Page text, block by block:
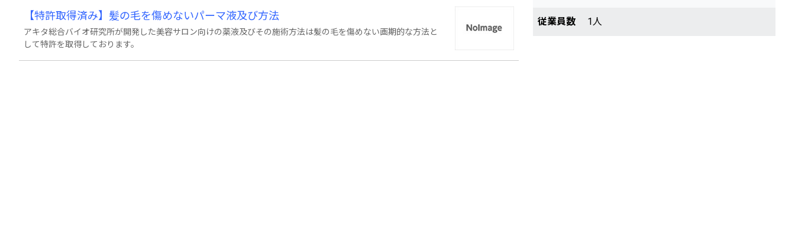
【特許取得済み】髪の毛を傷めないパーマ液及び方法
アキタ総合バイオ研究所が開発した美容サロン向けの薬液及びその施術方法は髪の毛を傷めない画期的な方法と
して特許を取得しております。
従業員数 1人